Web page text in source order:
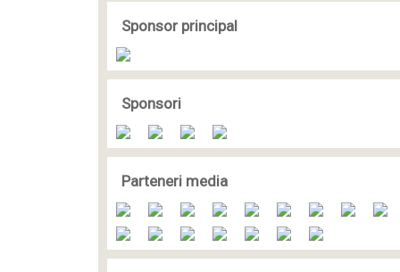
Sponsor principal
Sponsori
Parteneri media